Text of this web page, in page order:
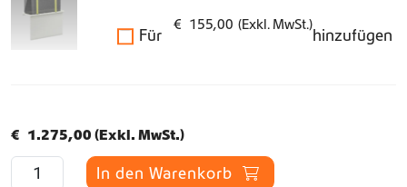
Für
€ 155,00 (Exkl. MwSt.)
hinzufügen
€ 1.275,00 (Exkl. MwSt.)
S
In den Warenkorb